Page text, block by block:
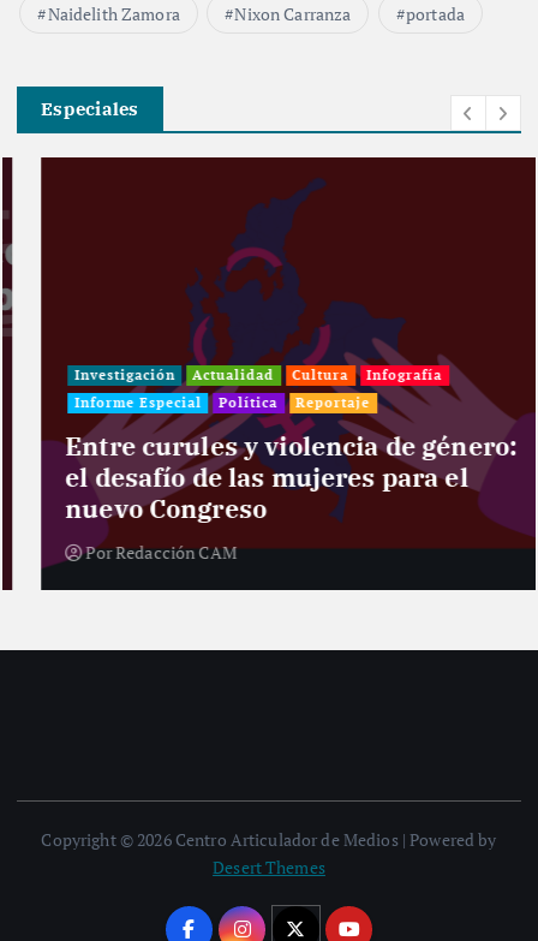
Naidelith Zamora
Nixon Carranza portada
Especiales
Investigación Actualidad Cultura
Infografía
Informe Especial
Política Reportaje
Entre curules y violencia de género:
el desafío de las mujeres para el
nuevo Congreso
PorRedacción CAM
Copyright © 2026 Centro Articulador de Medios | Powered by
Desert Themes